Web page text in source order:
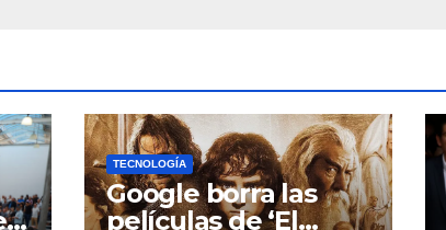
TECNOLOGÍA
Google borra las
películas de ‘El